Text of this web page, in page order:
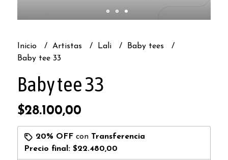
Inicio Artistas Lali
Baby tees
Baby tee 33
Baby tee 33
$28.100,00
20% OFFcon Transferencia
Precio final: $22.480,00